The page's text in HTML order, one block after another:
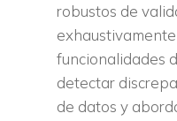
robustos de
funcionalidades
detectar
de datos y